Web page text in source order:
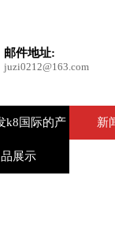
邮件地址:
juzi0212@163.com
k8国际的产
品展示
新